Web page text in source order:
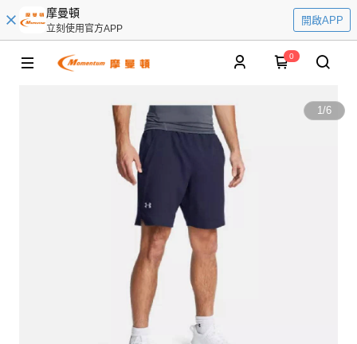
摩曼頓
立刻使用官方APP
開啟APP
0
1/6